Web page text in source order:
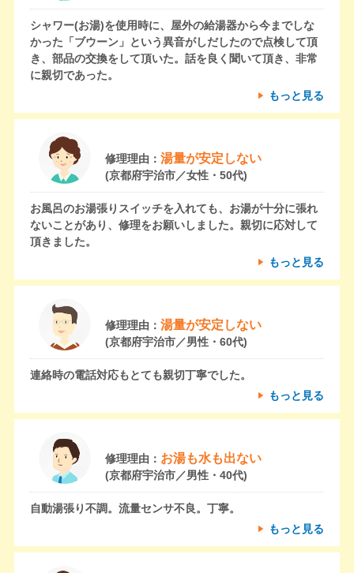
シャワー(お湯)を使用時に、屋外の給湯器から今までしな
かった「ブウーン」という異音がしだしたので点検して頂
き、部品の交換をして頂いた。話を良く聞いて頂き、非常
に親切であった。
もっと見る
修理理由： 湯量が安定しない
(京都府宇治市／女性・50代)
お風呂のお湯張りスイッチを入れても、お湯が十分に張れ
ないことがあり、修理をお願いしました。親切に応対して
頂きました。
もっと見る
修理理由： 湯量が安定しない
(京都府宇治市／男性・60代)
連絡時の電話対応もとても親切丁寧でした。
もっと見る
修理理由： お湯も水も出ない
(京都府宇治市／男性・40代)
自動湯張り不調。流量センサ不良。丁寧。
もっと見る